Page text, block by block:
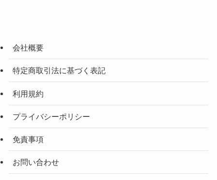
会社概要
特定商取引法に基づく表記
利用規約
プライバシーポリシー
免責事項
お問い合わせ